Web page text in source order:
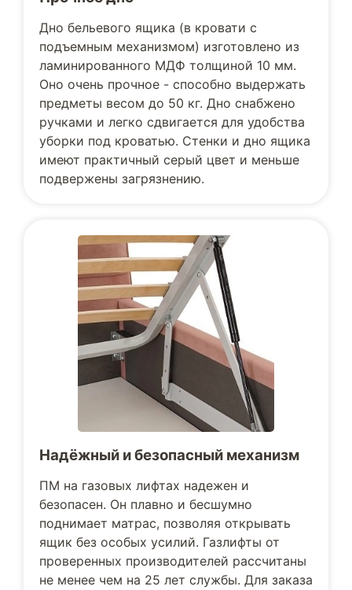
Дно бельевого ящика (в кровати с
подъемным механизмом) изготовлено из
ламинированного МДФ толщиной 10 мм.
Оно очень прочное - способно выдержать
предметы весом до 50 кг. Дно снабжено
ручками и легко сдвигается для удобства
уборки под кроватью. Стенки и дно ящика
имеют практичный серый цвет и меньше
подвержены загрязнению.
Надёжный и безопасный механизм
ПМ на газовых лифтах надежен и
безопасен. Он плавно и бесшумно
поднимает матрас, позволяя открывать
ящик без особых усилий. Газлифты от
проверенных производителей рассчитаны
не менее чем на 25 лет службы. Для заказа